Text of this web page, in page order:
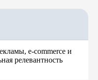
e-commerce и
релевантность